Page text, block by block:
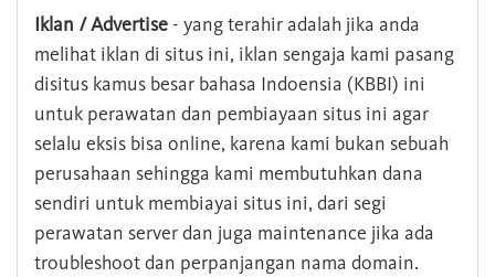
Iklan / Advertise - yang terahir adalah jika anda
melihat iklan di situs ini, iklan sengaja kami pasang
disitus kamus besar bahasa Indoensia (KBBI) ini
untuk perawatan dan pembiayaan situs ini agar
selalu eksis bisa online, karena kami bukan sebuah
perusahaan sehingga kami membutuhkan dana
sendiri untuk membiayai situs ini, dari segi
perawatan server dan juga maintenance jika ada
troubleshoot dan perpanjangan nama domain.